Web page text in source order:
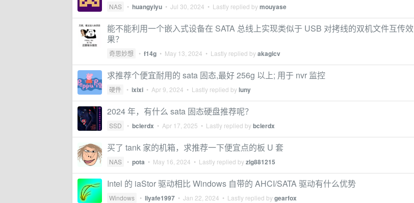
NAS • huangyiyu • Jul 30, 2024 • Lastly replied bymouyase
能不能利用一个嵌入式设备在 SATA 总线上实现类似于 USB 对拷线的双机文件互传效
果？
奇思妙想 • f14g • May 13, 2024 • Lastly replied byakagicv
求推荐个便宜耐用的 sata 固态,最好 256g 以上; 用于 nvr 监控
硬件 • ixixi • Apr 9, 2024 • Lastly replied byluny
2024 年，有什么 sata 固态硬盘推荐呢？
SSD • bclerdx • Apr 17, 2025 • Lastly replied bybclerdx
买了 tank 家的机箱，求推荐一下便宜点的板 U 套
NAS • pota • May 16, 2024 • Lastly replied byzlg881215
Intel 的 iaStor 驱动相比 Windows 自带的 AHCI/SATA 驱动有什么优势
Windows • liyafe1997 • Jan 22, 2024 • Lastly replied bygearfox